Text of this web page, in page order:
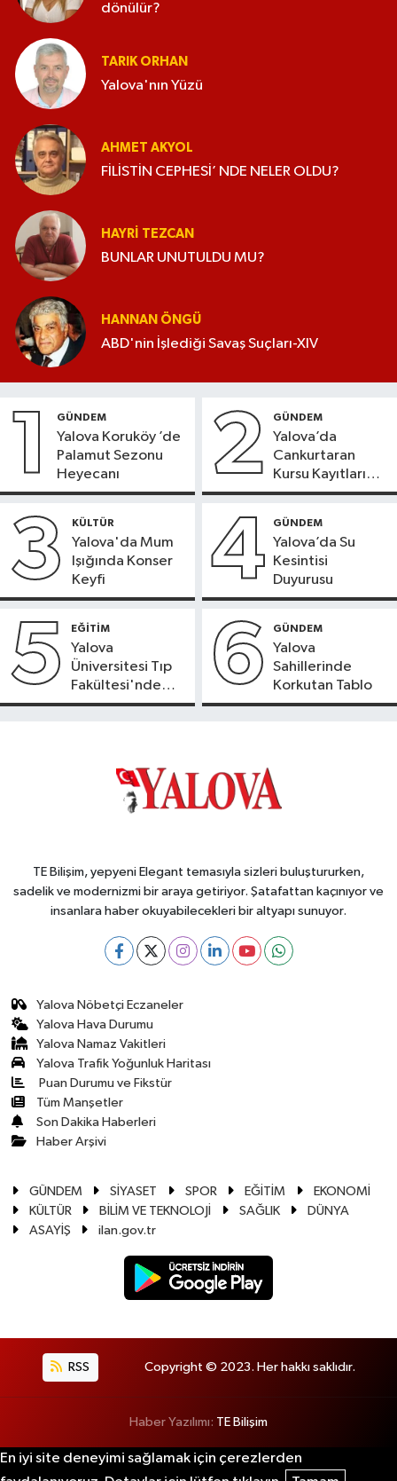
dönülür?
TARIK ORHAN
Yalova'nın Yüzü
AHMET AKYOL
FİLİSTİN CEPHESİ’ NDE NELER OLDU?
HAYRI TEZCAN
BUNLAR UNUTULDU MU?
HANNAN ÖNGÜ
ABD'nin İşlediği Savaş Suçları-XIV
1 GÜNDEM
Yalova Koruköy ’de
Palamut Sezonu
Heyecanı
2 GÜNDEM
Yalova’da
Cankurtaran
Kursu Kayıtları
Başladı
3 KÜLTÜR
Yalova'da Mum
Işığında Konser
Keyfi
4 GÜNDEM
Yalova’da Su
Kesintisi
Duyurusu
5 EĞİTİM
Yalova
Üniversitesi Tıp
Fakültesi'nde
Yeni Dönem
6 GÜNDEM
Yalova
Sahillerinde
Korkutan Tablo
TE Bilişim, yepyeni Elegant temasıyla sizleri buluştururken,
sadelik ve modernizmi bir araya getiriyor. Şatafattan kaçınıyor ve
insanlara haber okuyabilecekleri bir altyapı sunuyor.
Yalova Nöbetçi Eczaneler
Yalova Hava Durumu
Yalova Namaz Vakitleri
Yalova Trafik Yoğunluk Haritası
Puan Durumu ve Fikstür
Tüm Manşetler
Son Dakika Haberleri
Haber Arşivi
GÜNDEM SİYASET SPOR EĞİTİM
EKONOMİ
KÜLTÜR
BİLİM VE TEKNOLOJİ SAĞLIK
DÜNYA
ASAYİŞ
ilan.gov.tr
RSS Copyright © 2023. Her hakkı saklıdır.
Haber Yazılımı: TE Bilişim
En iyi site deneyimi sağlamak için çerezlerden